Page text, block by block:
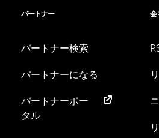
パートナー
パートナー検索
パートナーになる
パートナーポー
タル
会